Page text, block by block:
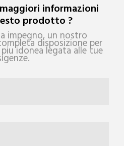
informazioni
prodotto ?
impegno, un nostro
disposizione per
idonea legata alle tue